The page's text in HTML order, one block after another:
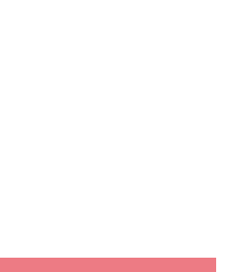
っくり話すコツ
っくりと話す女性の方が好きとい